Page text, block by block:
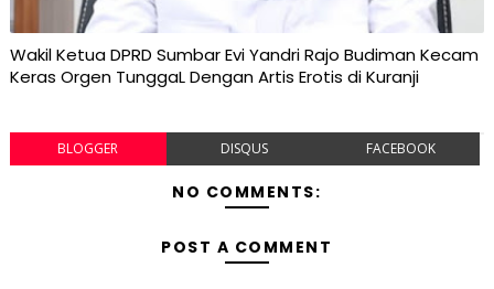
Wakil Ketua DPRD Sumbar Evi Yandri Rajo Budiman Kecam
Keras Orgen TunggaL Dengan Artis Erotis di Kuranji
BLOGGER DISQUS FACEBOOK
NO COMMENTS:
POST A COMMENT